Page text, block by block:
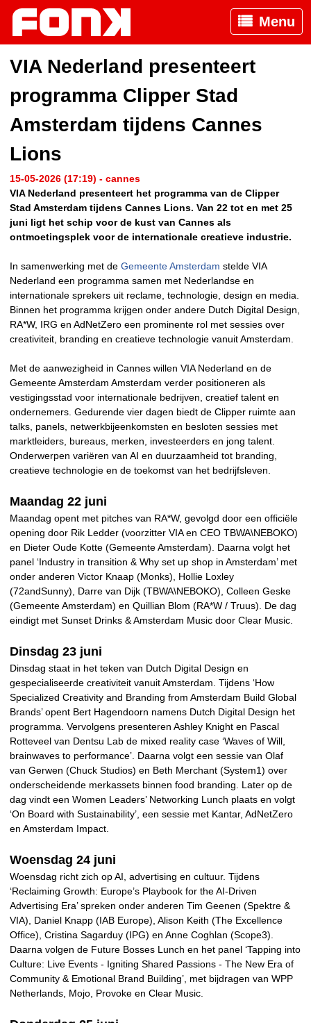
Menu
VIA Nederland presenteert
programma Clipper Stad
Amsterdam tijdens Cannes
Lions
15-05-2026 (17:19) - cannes
VIA Nederland presenteert het programma van de Clipper
Stad Amsterdam tijdens Cannes Lions. Van 22 tot en met 25
juni ligt het schip voor de kust van Cannes als
ontmoetingsplek voor de internationale creatieve industrie.
In samenwerking met de Gemeente Amsterdam stelde VIA
Nederland een programma samen met Nederlandse en
internationale sprekers uit reclame, technologie, design en media.
Binnen het programma krijgen onder andere Dutch Digital Design,
RA*W, IRG en AdNetZero een prominente rol met sessies over
creativiteit, branding en creatieve technologie vanuit Amsterdam.
Met de aanwezigheid in Cannes willen VIA Nederland en de
Gemeente Amsterdam Amsterdam verder positioneren als
vestigingsstad voor internationale bedrijven, creatief talent en
ondernemers. Gedurende vier dagen biedt de Clipper ruimte aan
talks, panels, netwerkbijeenkomsten en besloten sessies met
marktleiders, bureaus, merken, investeerders en jong talent.
Onderwerpen variëren van AI en duurzaamheid tot branding,
creatieve technologie en de toekomst van het bedrijfsleven.
Maandag 22 juni
Maandag opent met pitches van RA*W, gevolgd door een officiële
opening door Rik Ledder (voorzitter VIA en CEO TBWA\NEBOKO)
en Dieter Oude Kotte (Gemeente Amsterdam). Daarna volgt het
panel ‘Industry in transition & Why set up shop in Amsterdam’ met
onder anderen Victor Knaap (Monks), Hollie Loxley
(72andSunny), Darre van Dijk (TBWA\NEBOKO), Colleen Geske
(Gemeente Amsterdam) en Quillian Blom (RA*W / Truus). De dag
eindigt met Sunset Drinks & Amsterdam Music door Clear Music.
Dinsdag 23 juni
Dinsdag staat in het teken van Dutch Digital Design en
gespecialiseerde creativiteit vanuit Amsterdam. Tijdens ‘How
Specialized Creativity and Branding from Amsterdam Build Global
Brands’ opent Bert Hagendoorn namens Dutch Digital Design het
programma. Vervolgens presenteren Ashley Knight en Pascal
Rotteveel van Dentsu Lab de mixed reality case ‘Waves of Will,
brainwaves to performance’. Daarna volgt een sessie van Olaf
van Gerwen (Chuck Studios) en Beth Merchant (System1) over
onderscheidende merkassets binnen food branding. Later op de
dag vindt een Women Leaders’ Networking Lunch plaats en volgt
‘On Board with Sustainability’, een sessie met Kantar, AdNetZero
en Amsterdam Impact.
Woensdag 24 juni
Woensdag richt zich op AI, advertising en cultuur. Tijdens
‘Reclaiming Growth: Europe’s Playbook for the AI-Driven
Advertising Era’ spreken onder anderen Tim Geenen (Spektre &
VIA), Daniel Knapp (IAB Europe), Alison Keith (The Excellence
Office), Cristina Sagarduy (IPG) en Anne Coghlan (Scope3).
Daarna volgen de Future Bosses Lunch en het panel ‘Tapping into
Culture: Live Events - Igniting Shared Passions - The New Era of
Community & Emotional Brand Building’, met bijdragen van WPP
Netherlands, Mojo, Provoke en Clear Music.